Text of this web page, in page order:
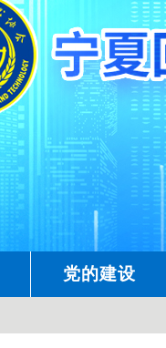
党的建设